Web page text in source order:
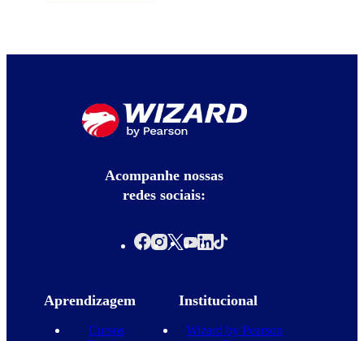
Acompanhe nossas
redes sociais:
Aprendizagem
Cursos
Institucional
Wizard by Pearson